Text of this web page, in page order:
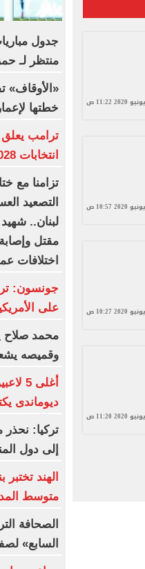
جدول
منتظر لـ
خطتها
ترامب يعلق
انتخابات 2028
تزامنا مع
التصعيد
اختلافات
جونسون:
على
محمد صلاح
وقميصه
أغلى
ديوماندى
تركيا: نحذر
إلى دول
متوسط
الصحافة
السابع»